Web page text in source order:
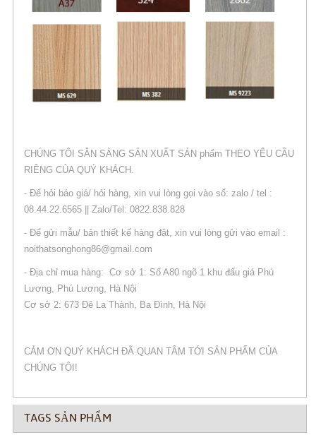
CHÚNG TÔI SẴN SÀNG SẢN XUẤT SẢN phẩm THEO YÊU CẦU
RIÊNG CỦA QUÝ KHÁCH.
- Để hỏi báo giá/ hỏi hàng, xin vui lòng gọi vào số: zalo / tel :
08.44.22.6565 || Zalo/Tel: 0822.838.828
- Để gửi mẫu/ bản thiết kế hàng đặt, xin vui lòng gửi vào email :
noithatsonghong86@gmail.com
- Địa chỉ mua hàng: Cơ sở 1: Số A80 ngõ 1 khu đấu giá Phú
Lương, Phú Lương, Hà Nội
Cơ sở 2: 673 Đê La Thành, Ba Đình, Hà Nội
CẢM ƠN QUÝ KHÁCH ĐÃ QUAN TÂM TỚI SẢN PHẨM CỦA
CHÚNG TÔI!
TAGS SẢN PHẨM